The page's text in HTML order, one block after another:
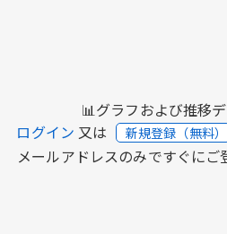
📊グラフおよび推移
ログイン 又は 新規登録（無料
メールアドレスのみですぐにご